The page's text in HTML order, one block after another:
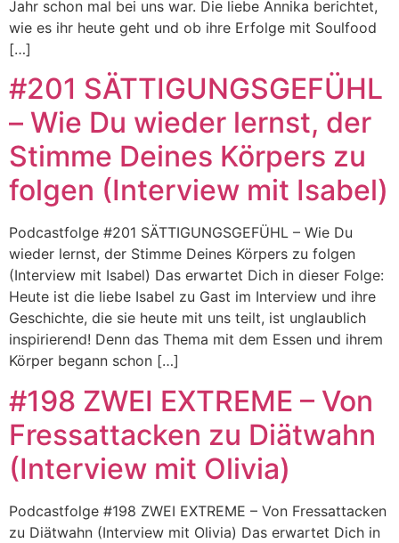
Jahr schon mal bei uns war. Die liebe Annika berichtet,
wie es ihr heute geht und ob ihre Erfolge mit Soulfood
[…]
#201 SÄTTIGUNGSGEFÜHL
– Wie Du wieder lernst, der
Stimme Deines Körpers zu
folgen (Interview mit Isabel)
Podcastfolge #201 SÄTTIGUNGSGEFÜHL – Wie Du
wieder lernst, der Stimme Deines Körpers zu folgen
(Interview mit Isabel) Das erwartet Dich in dieser Folge:
Heute ist die liebe Isabel zu Gast im Interview und ihre
Geschichte, die sie heute mit uns teilt, ist unglaublich
inspirierend! Denn das Thema mit dem Essen und ihrem
Körper begann schon […]
#198 ZWEI EXTREME – Von
Fressattacken zu Diätwahn
(Interview mit Olivia)
Podcastfolge #198 ZWEI EXTREME – Von Fressattacken
zu Diätwahn (Interview mit Olivia) Das erwartet Dich in